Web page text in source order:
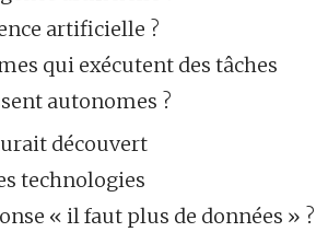
artificielle ?
qui exécutent des tâches
autonomes ?
découvert
technologies
« il faut plus de données » ?